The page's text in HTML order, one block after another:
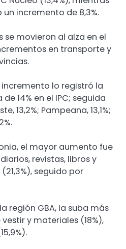
incremento de 8,3%.
se movieron al alza en el
en transporte y
incremento lo registró la
14% en el IPC; seguida
13,2%; Pampeana, 13,1%;
el mayor aumento fue
revistas, libros y
seguido por
región GBA, la suba más
y materiales (18%),